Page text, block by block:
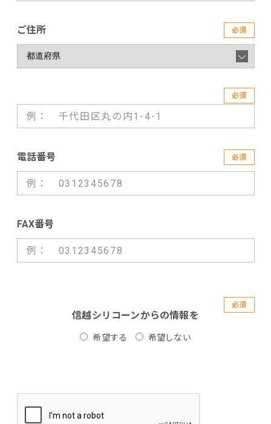
ご住所 必須
必須
電話番号 必須
FAX番号
必須
信越シリコーンからの情報を
希望する 希望しない